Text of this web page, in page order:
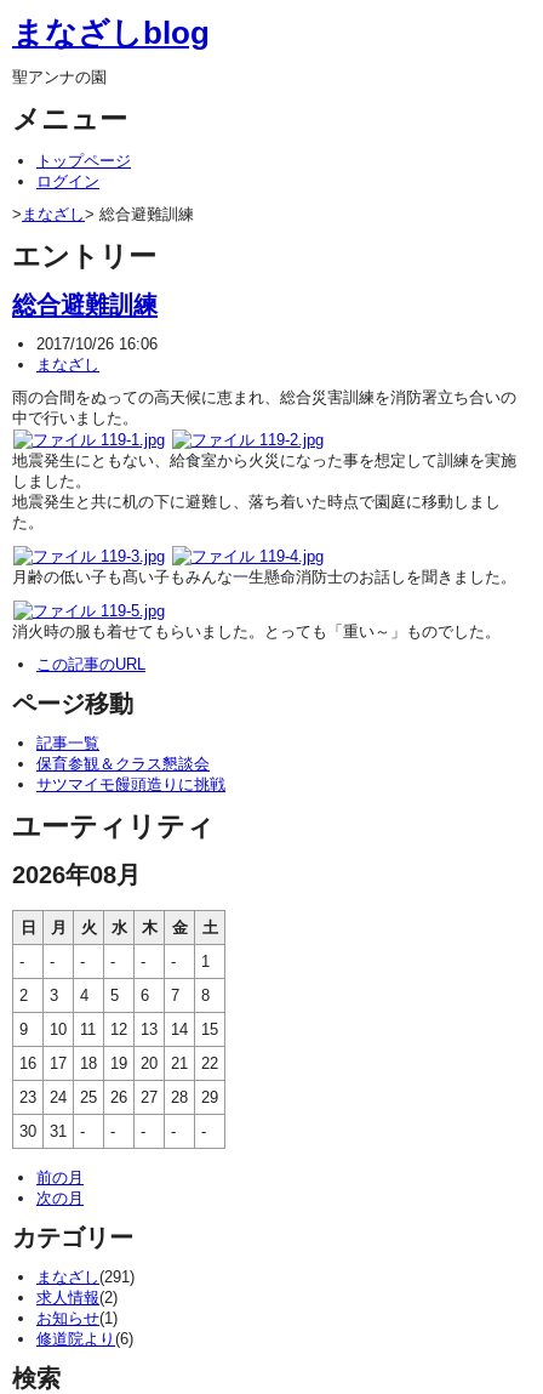
まなざしblog
聖アンナの園
メニュー
トップページ
ログイン
> まなざし> 総合避難訓練
エントリー
総合避難訓練
2017/10/26 16:06
まなざし
雨の合間をぬっての高天候に恵まれ、総合災害訓練を消防署立ち合いの
中で行いました。
地震発生にともない、給食室から火災になった事を想定して訓練を実施
しました。
地震発生と共に机の下に避難し、落ち着いた時点で園庭に移動しまし
た。
月齢の低い子も髙い子もみんな一生懸命消防士のお話しを聞きました。
消火時の服も着せてもらいました。とっても「重い～」ものでした。
この記事のURL
ページ移動
記事一覧
保育参観＆クラス懇談会
サツマイモ饅頭造りに挑戦
ユーティリティ
2026年08月
日 月 火 水 木 金
土
-
- - - - -
1
2
3 4 5 6 7
8
9
10 11 12 13 14
15
16
17 18 19 20 21
22
23
24 25 26 27 28
29
30
31 - - - - -
前の月
次の月
カテゴリー
まなざし(291)
求人情報(2)
お知らせ(1)
修道院より (6)
検索